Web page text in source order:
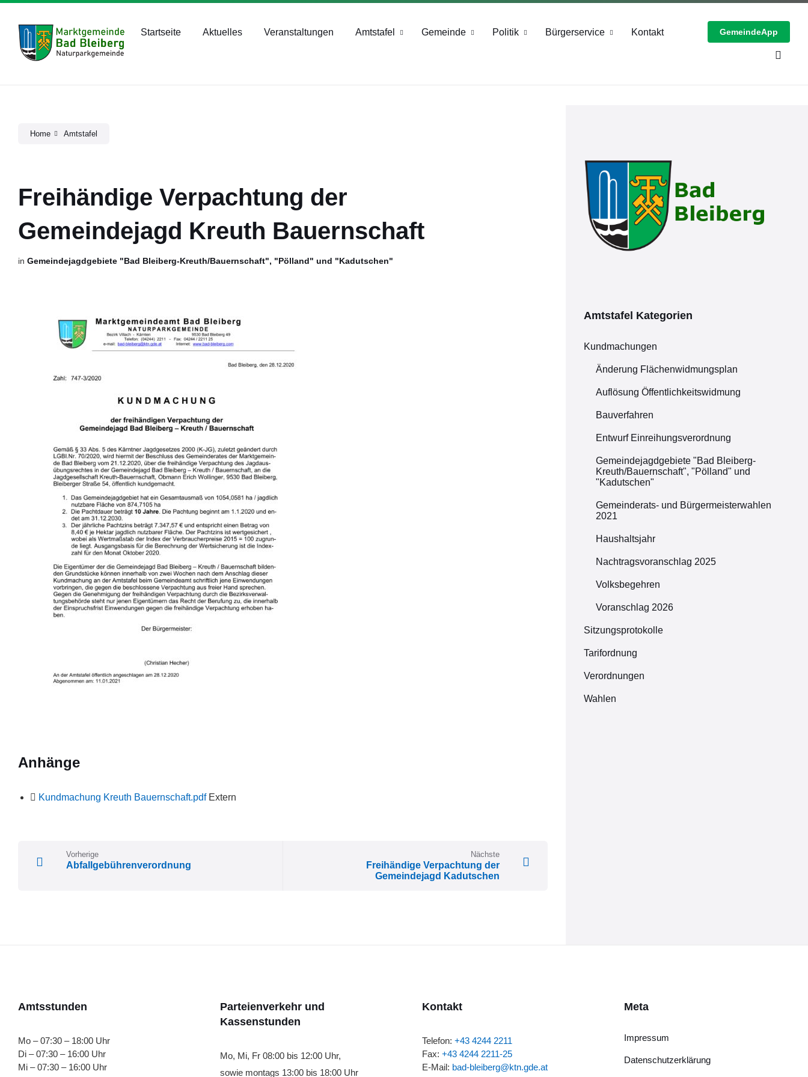
Skip
content
Skip
main
navigation
Skip
footer
Startseite Aktuelles Veranstaltungen Amtstafel Gemeinde Politik Bürgerservice Kontakt GemeindeApp
Home Amtstafel
Freihändige Verpachtung der
Gemeindejagd Kreuth Bauernschaft
in Gemeindejagdgebiete "Bad Bleiberg-Kreuth/Bauernschaft", "Pölland" und "Kadutschen"
Anhänge
Kundmachung Kreuth Bauernschaft.pdf File
Extern
Vorherige
Abfallgebührenverordnung
Nächste
Freihändige Verpachtung der
Gemeindejagd Kadutschen
Amtstafel Kategorien
Kundmachungen
Änderung Flächenwidmungsplan
Auflösung Öffentlichkeitswidmung
Bauverfahren
Entwurf Einreihungsverordnung
Gemeindejagdgebiete "Bad Bleiberg-
Kreuth/Bauernschaft", "Pölland" und
"Kadutschen"
Gemeinderats- und Bürgermeisterwahlen
2021
Haushaltsjahr
Nachtragsvoranschlag 2025
Volksbegehren
Voranschlag 2026
Sitzungsprotokolle
Tarifordnung
Verordnungen
Wahlen
Amtsstunden
Mo – 07:30 – 18:00 Uhr
Di – 07:30 – 16:00 Uhr
Mi – 07:30 – 16:00 Uhr
Parteienverkehr und
Kassenstunden
Mo, Mi, Fr 08:00 bis 12:00 Uhr,
sowie montags 13:00 bis 18:00 Uhr
Kontakt
Telefon: +43 4244 2211
Fax: +43 4244 2211-25
E-Mail: bad-bleiberg@ktn.gde.at
Meta
Impressum
Datenschutzerklärung